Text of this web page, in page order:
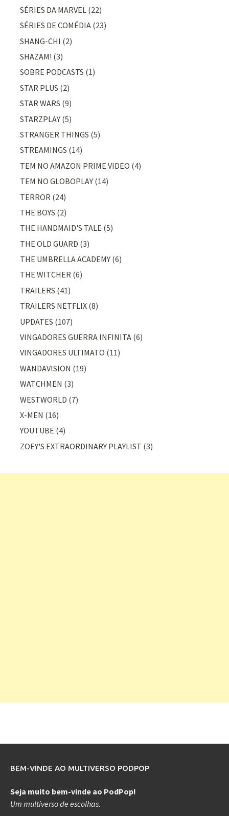
SÉRIES DA MARVEL (22)
SÉRIES DE COMÉDIA (23)
SHANG-CHI (2)
SHAZAM! (3)
SOBRE PODCASTS (1)
STAR PLUS (2)
STAR WARS (9)
STARZPLAY (5)
STRANGER THINGS (5)
STREAMINGS (14)
TEM NO AMAZON PRIME VIDEO (4)
TEM NO GLOBOPLAY (14)
TERROR (24)
THE BOYS (2)
THE HANDMAID'S TALE (5)
THE OLD GUARD (3)
THE UMBRELLA ACADEMY (6)
THE WITCHER (6)
TRAILERS (41)
TRAILERS NETFLIX (8)
UPDATES (107)
VINGADORES GUERRA INFINITA (6)
VINGADORES ULTIMATO (11)
WANDAVISION (19)
WATCHMEN (3)
WESTWORLD (7)
X-MEN (16)
YOUTUBE (4)
ZOEY'S EXTRAORDINARY PLAYLIST (3)
BEM-VINDE AO MULTIVERSO PODPOP
Seja muito bem-vinde ao PodPop!
Um multiverso de escolhas.